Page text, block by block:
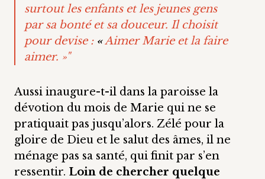
surtout les enfants et les jeunes gens
par sa bonté et sa douceur. Il choisit
pour devise : «Aimer Marie et la faire
aimer. »"
Aussi inaugure-t-il dans la paroisse la
dévotion du mois de Marie qui ne se
pratiquait pas jusqu’alors. Zélé pour la
gloire de Dieu et le salut des âmes, il ne
ménage pas sa santé, qui finit par s’en
ressentir. Loin de chercher quelque